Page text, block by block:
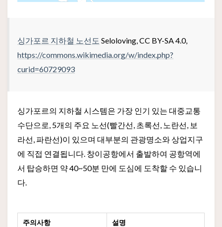
싱가포르 지하철 노선도 Seloloving, CC BY-SA 4.0,
https://commons.wikimedia.org/w/index.php?
curid=60729093
싱가포르의 지하철 시스템은 가장 인기 있는 대중교통
수단으로, 5개의 주요 노선(빨간선, 초록선, 노란선, 보
라선, 파란선)이 있으며 대부분의 관광명소와 상업지구
에 직접 연결됩니다. 창이공항에서 출발하여 공항역에
서 탑승하면 약 40~50분 만에 도심에 도착할 수 있습니
다.
주의사항 설명